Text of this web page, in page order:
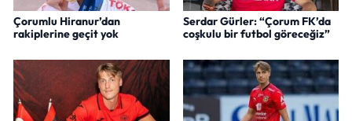
Çorumlu Hiranur’dan
rakiplerine geçit yok
Serdar Gürler: “Çorum FK’da
coşkulu bir futbol göreceğiz”